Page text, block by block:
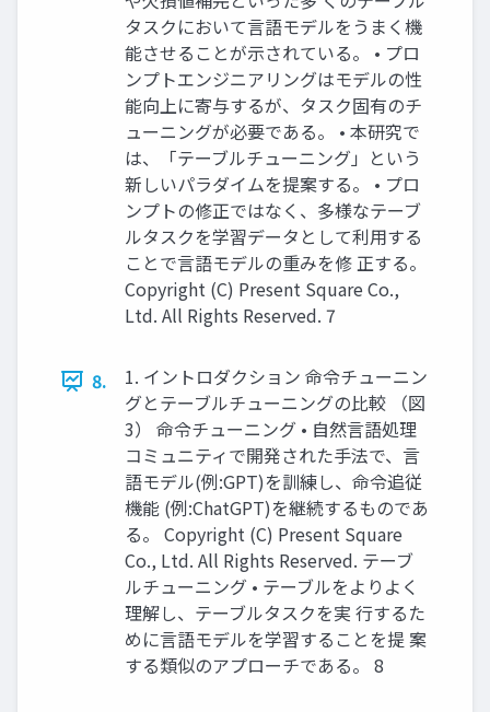
タスクにおいて言語モデルをうまく機
能させることが示されている。 • プロ
ンプトエンジニアリングはモデルの性
能向上に寄与するが、タスク固有のチ
ューニングが必要である。 • 本研究で
は、「テーブルチューニング」という
新しいパラダイムを提案する。 • プロ
ンプトの修正ではなく、多様なテーブ
ルタスクを学習データとして利用する
ことで言語モデルの重みを修 正する。
Copyright (C) Present Square Co.,
Ltd. All Rights Reserved. 7
8.
1. イントロダクション 命令チューニン
グとテーブルチューニングの比較 （図
3） 命令チューニング • 自然言語処理
コミュニティで開発された手法で、言
語モデル(例:GPT)を訓練し、命令追従
機能 (例:ChatGPT)を継続するものであ
る。 Copyright (C) Present Square
Co., Ltd. All Rights Reserved. テーブ
ルチューニング • テーブルをよりよく
理解し、テーブルタスクを実 行するた
めに言語モデルを学習することを提 案
する類似のアプローチである。 8